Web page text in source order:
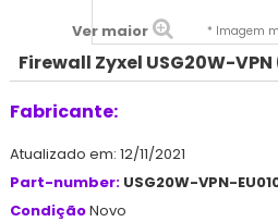
Ver maior * Imagem
Firewall Zyxel USG20W-VPN
Fabricante:
Atualizado em: 12/11/2021
Part-number: USG20W-VPN-
CondiçãoNovo